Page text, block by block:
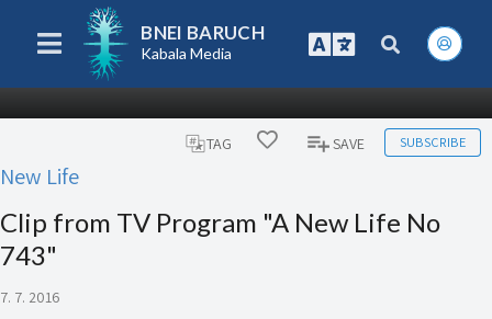
BNEI BARUCH
Kabala Media
TAG SAVE SUBSCRIBE
New Life
Clip from TV Program "A New Life No
743"
7. 7. 2016